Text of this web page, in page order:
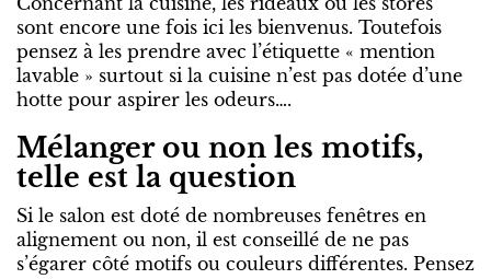
sont encore une fois ici les bienvenus. Toutefois
pensez à les prendre avec l’étiquette « mention
lavable » surtout si la cuisine n’est pas dotée d’une
hotte pour aspirer les odeurs….
Mélanger ou non les motifs,
telle est la question
Si le salon est doté de nombreuses fenêtres en
alignement ou non, il est conseillé de ne pas
s’égarer côté motifs ou couleurs différentes. Pensez